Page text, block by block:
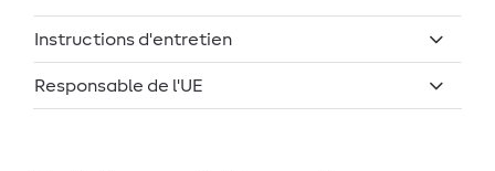
Instructions d'entretien
Responsable de l'UE